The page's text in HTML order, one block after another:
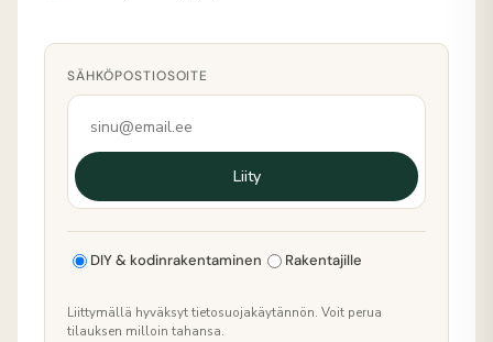
SÄHKÖPOSTIOSOITE
Liity
DIY & kodinrakentaminen Rakentajille
Liittymällä hyväksyt tietosuojakäytännön. Voit perua
tilauksen milloin tahansa.